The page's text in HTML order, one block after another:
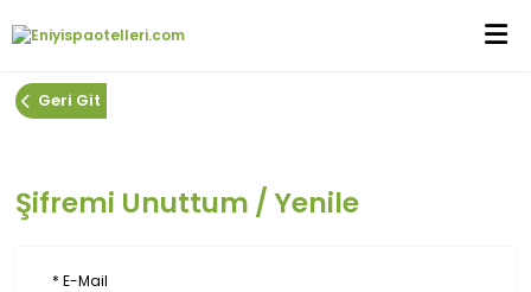
Geri Git
Şifremi Unuttum / Yenile
* E-Mail